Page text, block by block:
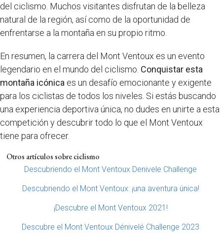
del ciclismo. Muchos visitantes disfrutan de la belleza
natural de la región, así como de la oportunidad de
enfrentarse a la montaña en su propio ritmo.
En resumen, la carrera del Mont Ventoux es un evento
legendario en el mundo del ciclismo. Conquistar esta
montaña icónica es un desafío emocionante y exigente
para los ciclistas de todos los niveles. Si estás buscando
una experiencia deportiva única, no dudes en unirte a esta
competición y descubrir todo lo que el Mont Ventoux
tiene para ofrecer.
Otros artículos sobre ciclismo
Descubriendo el Mont Ventoux Denivele Challenge
Descubriendo el Mont Ventoux: ¡una aventura única!
¡Descubre el Mont Ventoux 2021!
Descubre el Mont Ventoux Dénivelé Challenge 2023